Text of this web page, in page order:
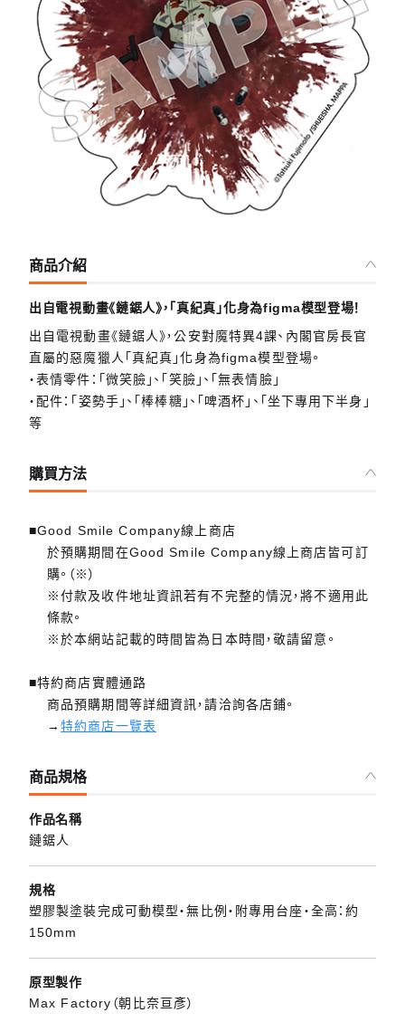
商品介紹
出自電視動畫《鏈鋸人》，「真紀真」化身為figma模型登場！
出自電視動畫《鏈鋸人》，公安對魔特異4課、內閣官房長官
直屬的惡魔獵人「真紀真」化身為figma模型登場。
・表情零件：「微笑臉」、「笑臉」、「無表情臉」
・配件：「姿勢手」、「棒棒糖」、「啤酒杯」、「坐下專用下半身」
等
購買方法
■Good Smile Company線上商店
於預購期間在Good Smile Company線上商店皆可訂
購。（※）
※付款及收件地址資訊若有不完整的情況，將不適用此
條款。
※於本網站記載的時間皆為日本時間，敬請留意。
■特約商店實體通路
商品預購期間等詳細資訊，請洽詢各店鋪。
→特約商店一覽表
商品規格
作品名稱
鏈鋸人
規格
塑膠製塗裝完成可動模型・無比例・附專用台座・全高：約
150mm
原型製作
Max Factory（朝比奈亘彥）